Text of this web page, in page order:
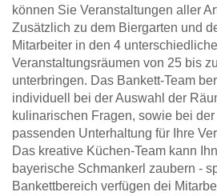
können Sie Veranstaltungen aller
Zusätzlich zu dem Biergarten und
Mitarbeiter in den 4
Veranstaltungsräumen von 25 bis
unterbringen. Das Bankett-Team
individuell bei der Auswahl der
kulinarischen Fragen, sowie bei
passenden Unterhaltung für Ihre
Das kreative Küchen-Team kann
bayerische Schmankerl zaubern -
Bankettbereich verfügen dei